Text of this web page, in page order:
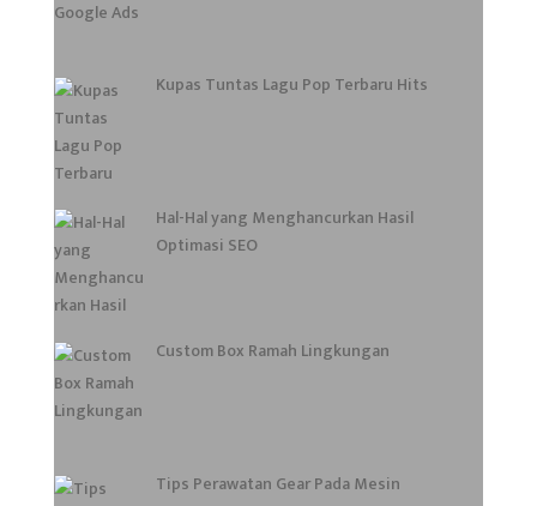
Kupas Tuntas Lagu Pop Terbaru Hits
Hal-Hal yang Menghancurkan Hasil
Optimasi SEO
Custom Box Ramah Lingkungan
Tips Perawatan Gear Pada Mesin